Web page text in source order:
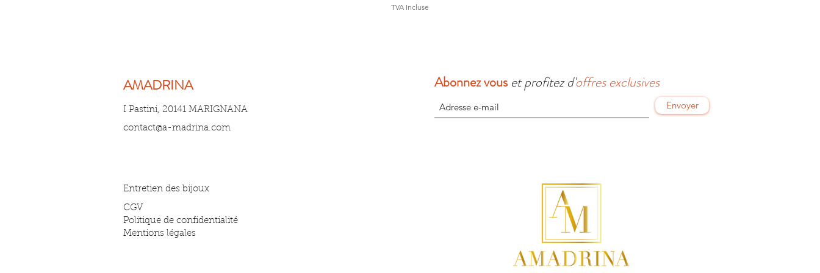
TVA Incluse
AMADRINA
I Pastini, 20141 MARIGNANA
contact@a-madrina.com
Entretien des bijoux
CGV
Politique de confidentialité
Mentions légales
Abonnez vous et profitez d'offres exclusives
Envoyer